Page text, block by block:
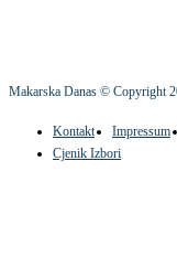
Makarska Danas © Copyright
Kontakt Impressum
Cjenik Izbori